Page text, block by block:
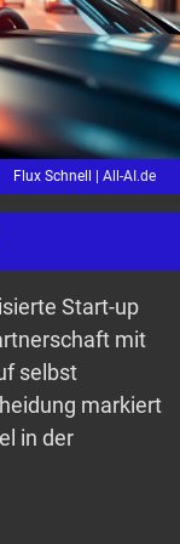
Flux Schnell | All-AI.de
Start-up
mit
selbst
markiert
in der